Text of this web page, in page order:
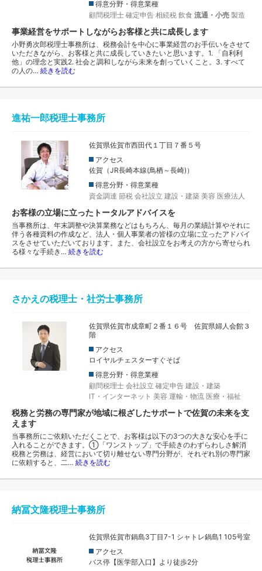
得意分野・得意業種
顧問税理士 確定申告 相続税 飲食 流通・小売 製造
事業経営をサポートしながらお客様と共に成長します
小野勇次郎税理士事務所は、税務会計を中心に事業経営のお手伝いをさせて
いただきながら、お客様と共に成長していきたいと思います。1. 「自利利
他」の理念と実践2. 社会と調和しながら未来を創っていくこと。3. すべて
の人の… 続きを読む
進祐一郎税理士事務所
佐賀県佐賀市西田代１丁目７番５号
アクセス
佐賀（JR長崎本線(鳥栖～長崎)）
得意分野・得意業種
資金調達 節税 会社設立 建設・建築 美容 医療法人
お客様の立場に立ったトータルアドバイスを
当事務所は、年末調整や決算業務などはもちろん、毎月の業績計算やそれに
伴う各種資料の作成など、法人・個人事業者の皆様の立場に立ったアドバイ
スをさせていただいております。また、会社設立をお考えの方から寄せられ
る様々な手続き… 続きを読む
さかえの税理士・社労士事務所
佐賀県佐賀市成章町２番１６号 佐賀県婦人会館３
階
アクセス
ロイヤルチェスターすぐそば
得意分野・得意業種
顧問税理士 会社設立 確定申告 建設・建築
IT・インターネット 美容 運輸・物流 医療・福祉
税務と労務の専門家が地域に根ざしたサポートで佐賀の未来を支
えます
当事務所にご依頼いただくことで、お客様は以下の3つの大きな安心を手に
入れることができます。①「ワンストップ」で手続きのわずらわしさ解消
税務と労務は、経営において切り離せない専門分野が、それぞれ別の専門家
に依頼すると、二… 続きを読む
納冨文隆税理士事務所
佐賀県佐賀市鍋島3丁目7-1 シャトレ鍋島1 105号室
アクセス
バス停【医学部入口】より徒歩2分